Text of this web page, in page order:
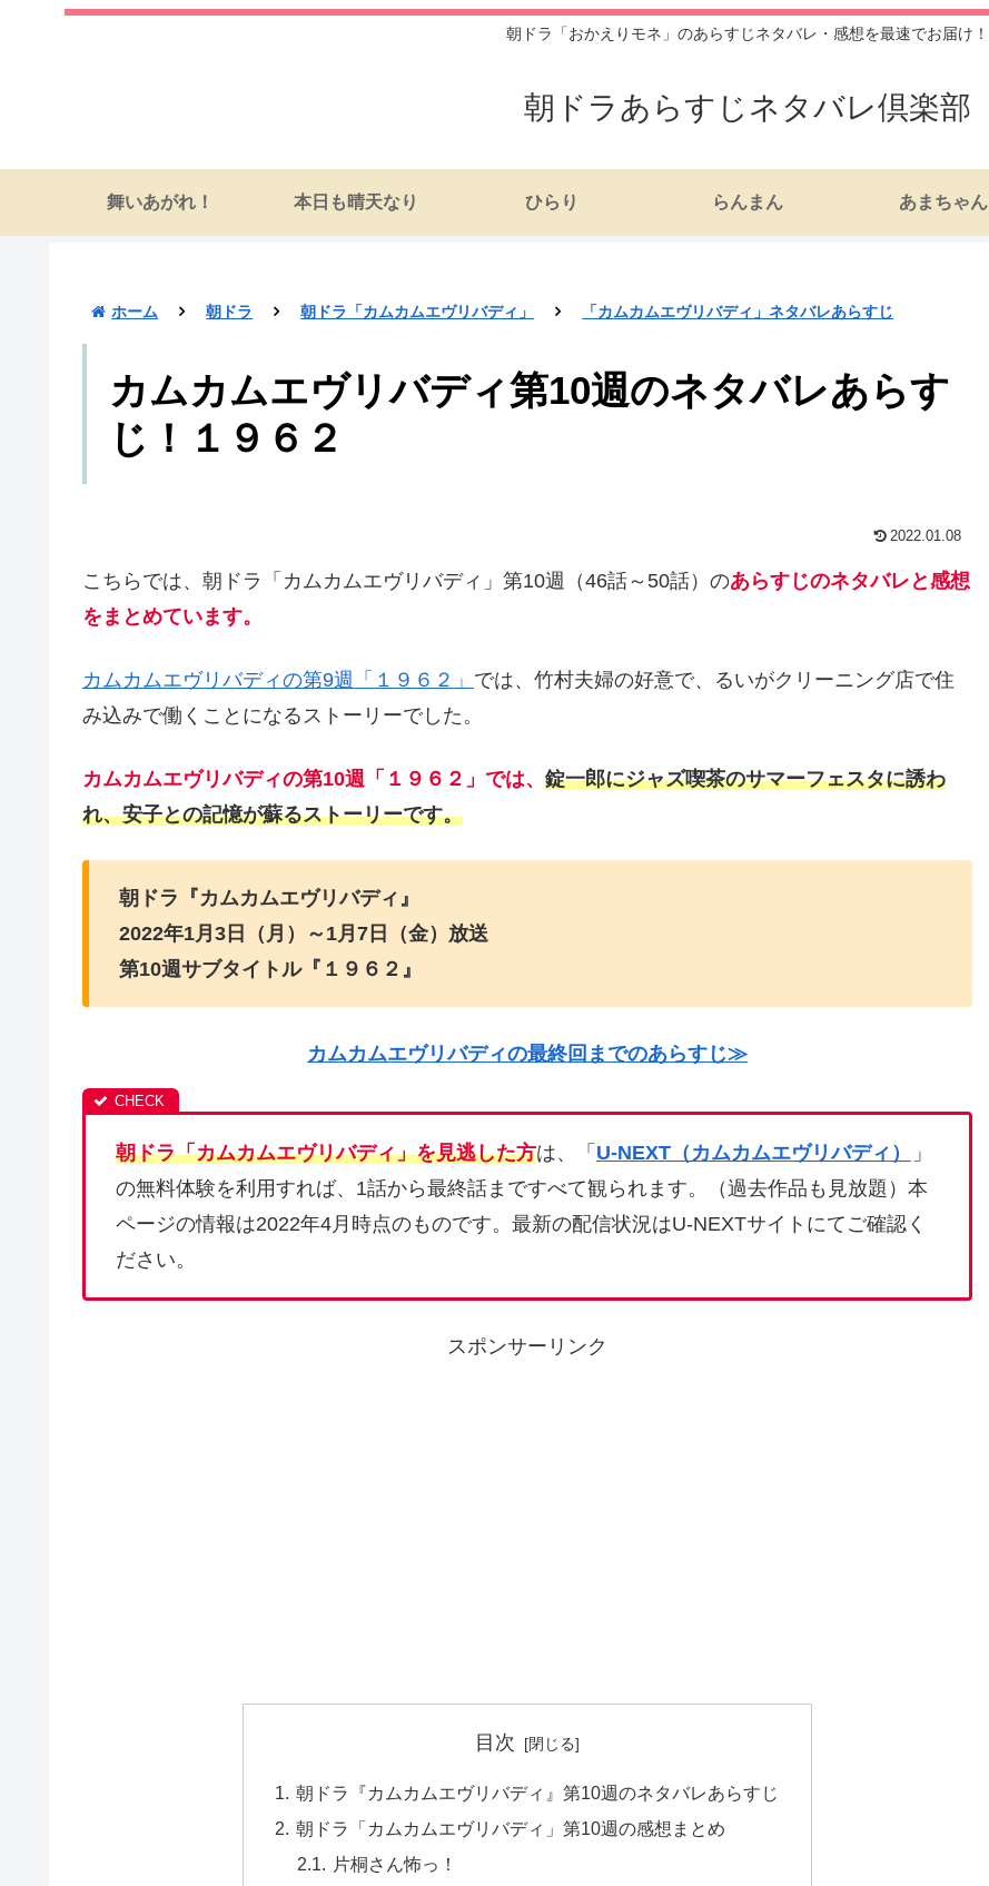
朝ドラ「おかえりモネ」のあらすじネタバレ・感想を最速でお届け！
朝ドラあらすじネタバレ倶楽部
舞いあがれ！ 本日も晴天なり ひらり らんまん あまちゃん
ホーム 朝ドラ 朝ドラ「カムカムエヴリバディ」 「カムカムエヴリバディ」ネタバレあらすじ
カムカムエヴリバディ第10週のネタバレあらす
じ！１９６２
2022.01.08
こちらでは、朝ドラ「カムカムエヴリバディ」第10週（46話～50話）のあらすじのネタバレと感想
をまとめています。
カムカムエヴリバディの第9週「１９６２」 では、竹村夫婦の好意で、るいがクリーニング店で住
み込みで働くことになるストーリーでした。
カムカムエヴリバディの第10週「１９６２」では、 錠一郎にジャズ喫茶のサマーフェスタに誘わ
れ、安子との記憶が蘇るストーリーです。
朝ドラ『カムカムエヴリバディ』
2022年1月3日（月）～1月7日（金）放送
第10週サブタイトル『１９６２』
カムカムエヴリバディの最終回までのあらすじ≫
朝ドラ「カムカムエヴリバディ」を見逃した方は、「 U-NEXT（カムカムエヴリバディ）
」
の無料体験を利用すれば、1話から最終話まですべて観られます。（過去作品も見放題）本
ページの情報は2022年4月時点のものです。最新の配信状況はU-NEXTサイトにてご確認く
ださい。
スポンサーリンク
目次
朝ドラ『カムカムエヴリバディ』第10週のネタバレあらすじ
朝ドラ「カムカムエヴリバディ」第10週の感想まとめ
片桐さん怖っ！